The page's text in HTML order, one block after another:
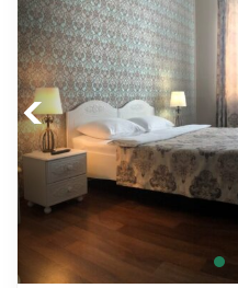
Previous